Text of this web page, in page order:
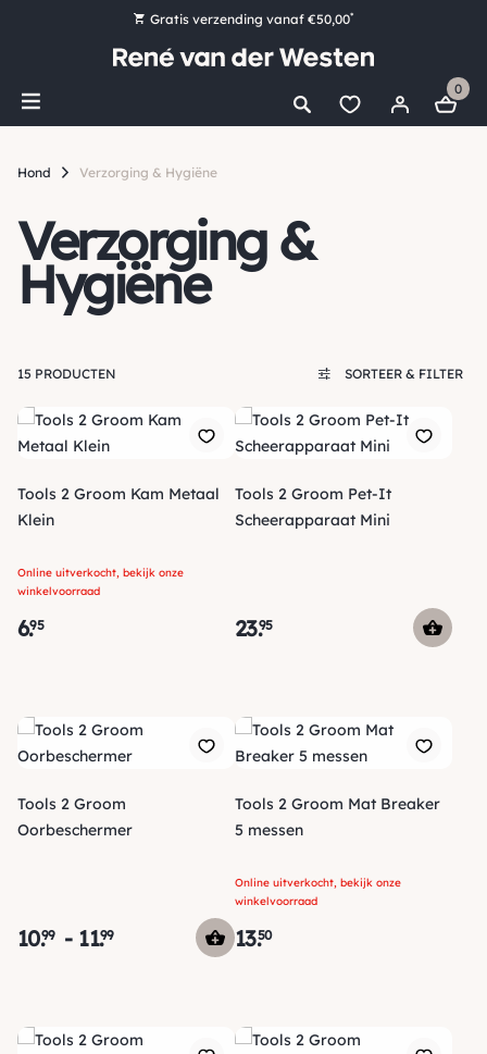
Gratis verzending vanaf €50,00*
Bestel nu, betaal later met Klarna
Ruim 16.000 artikelen op voorraad
Ruim 44 jaar kennis en ervaring
0
Hond Verzorging & Hygiëne
Verzorging &
Hygiëne
15 PRODUCTEN SORTEER & FILTER
Tools 2 Groom Kam Metaal
Klein
Online uitverkocht, bekijk onze
winkelvoorraad
6.95
Tools 2 Groom Pet-It
Scheerapparaat Mini
23.95
Tools 2 Groom
Oorbeschermer
10.99 - 11.99
Tools 2 Groom Mat Breaker
5 messen
Online uitverkocht, bekijk onze
winkelvoorraad
13.50